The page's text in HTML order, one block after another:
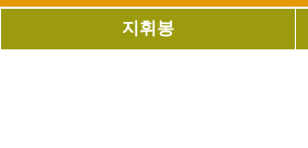
지휘봉